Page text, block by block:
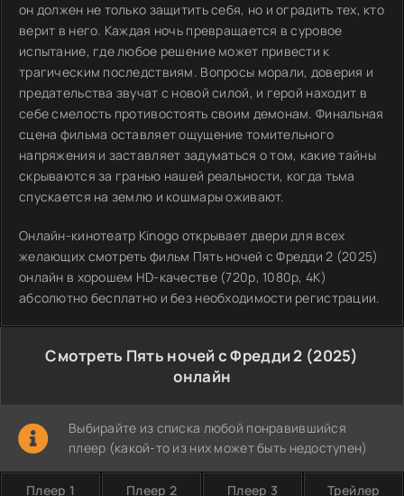
он должен не только защитить себя, но и оградить тех, кто
верит в него. Каждая ночь превращается в суровое
испытание, где любое решение может привести к
трагическим последствиям. Вопросы морали, доверия и
предательства звучат с новой силой, и герой находит в
себе смелость противостоять своим демонам. Финальная
сцена фильма оставляет ощущение томительного
напряжения и заставляет задуматься о том, какие тайны
скрываются за гранью нашей реальности, когда тьма
спускается на землю и кошмары оживают.
Онлайн-кинотеатр Kinogo открывает двери для всех
желающих смотреть фильм Пять ночей с Фредди 2 (2025)
онлайн в хорошем HD-качестве (720p, 1080p, 4K)
абсолютно бесплатно и без необходимости регистрации.
Смотреть Пять ночей с Фредди 2 (2025)
онлайн
Выбирайте из списка любой понравившийся
плеер (какой-то из них может быть недоступен)
Плеер 1 Плеер 2 Плеер 3 Трейлер